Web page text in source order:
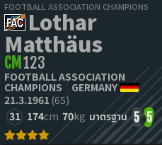
FOOTBALL ASSOCIATION CHAMPIONS
Lothar
Matthäus
CM 123
FOOTBALL ASSOCIATION
CHAMPIONS
GERMANY
21.3.1961(65)
31 174cm 70kg มาตรฐาน 5 5